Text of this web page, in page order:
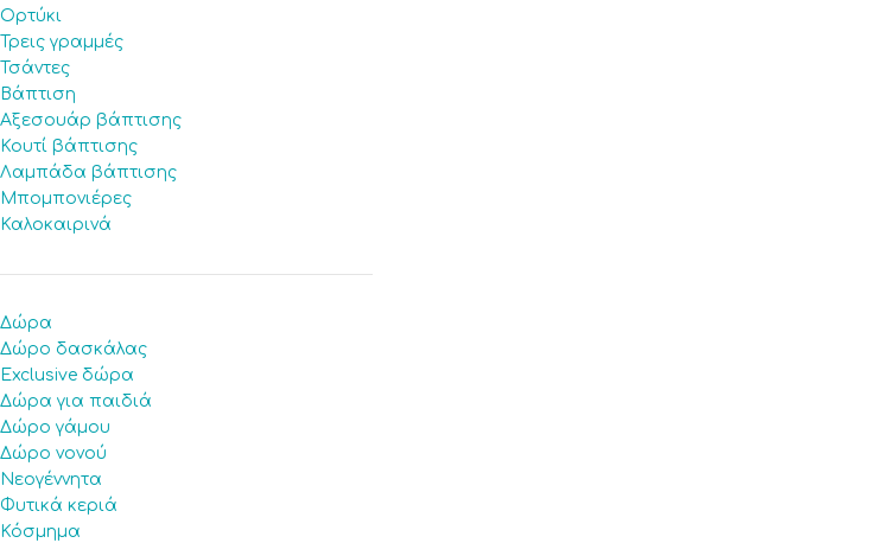
Ορτύκι
Τρεις γραμμές
Τσάντες
Βάπτιση
Αξεσουάρ βάπτισης
Κουτί βάπτισης
Λαμπάδα βάπτισης
Μπομπονιέρες
Καλοκαιρινά
Δώρα
Δώρο δασκάλας
Exclusive δώρα
Δώρα για παιδιά
Δώρο γάμου
Δώρο νονού
Νεογέννητα
Φυτικά κεριά
Κόσμημα